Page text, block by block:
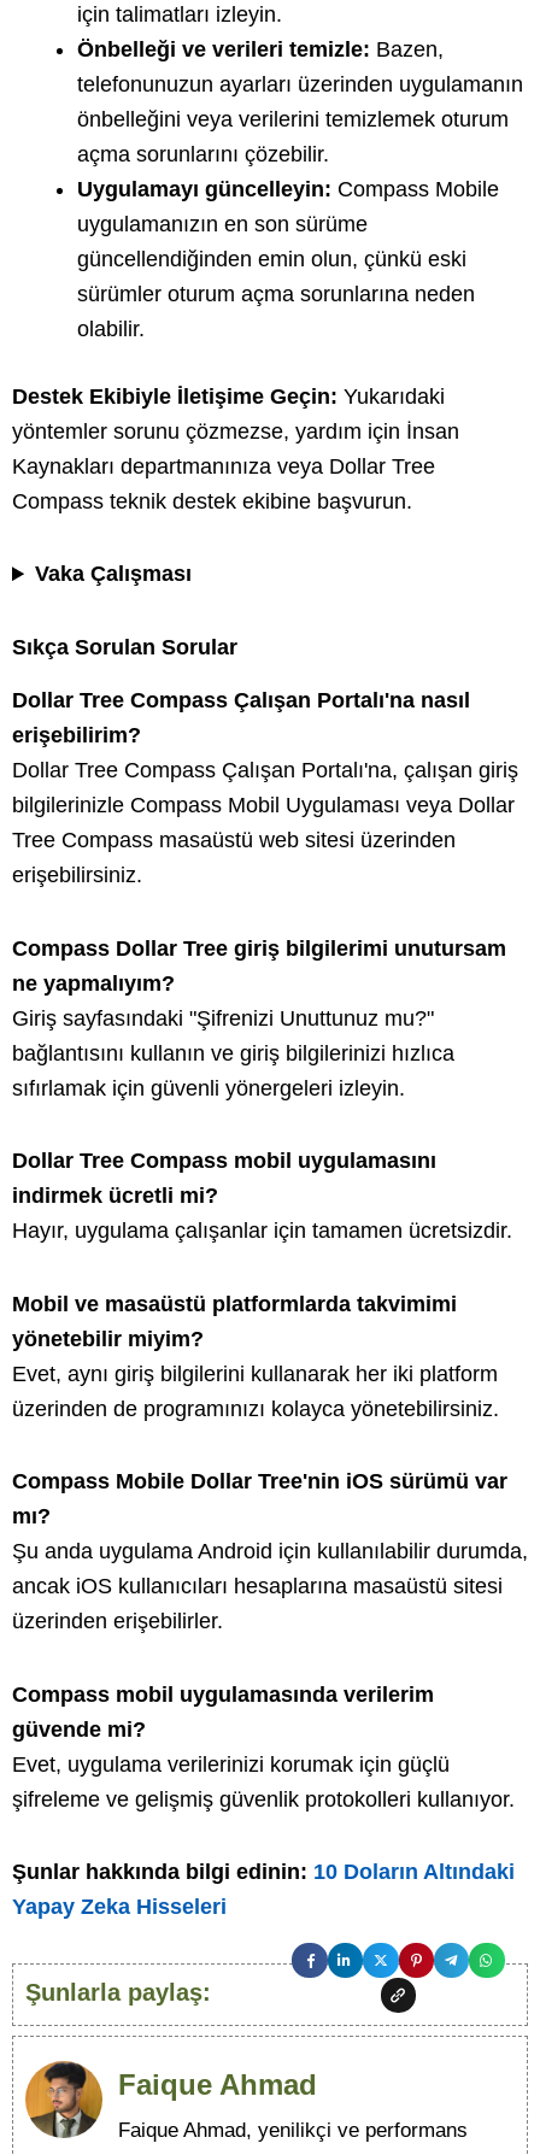
için talimatları izleyin.
Önbelleği ve verileri temizle: Bazen,
telefonunuzun ayarları üzerinden uygulamanın
önbelleğini veya verilerini temizlemek oturum
açma sorunlarını çözebilir.
Uygulamayı güncelleyin: Compass Mobile
uygulamanızın en son sürüme
güncellendiğinden emin olun, çünkü eski
sürümler oturum açma sorunlarına neden
olabilir.
Destek Ekibiyle İletişime Geçin: Yukarıdaki
yöntemler sorunu çözmezse, yardım için İnsan
Kaynakları departmanınıza veya Dollar Tree
Compass teknik destek ekibine başvurun.
Vaka Çalışması
Sıkça Sorulan Sorular
Dollar Tree Compass Çalışan Portalı'na nasıl
erişebilirim?
Dollar Tree Compass Çalışan Portalı'na, çalışan giriş
bilgilerinizle Compass Mobil Uygulaması veya Dollar
Tree Compass masaüstü web sitesi üzerinden
erişebilirsiniz.
Compass Dollar Tree giriş bilgilerimi unutursam
ne yapmalıyım?
Giriş sayfasındaki "Şifrenizi Unuttunuz mu?"
bağlantısını kullanın ve giriş bilgilerinizi hızlıca
sıfırlamak için güvenli yönergeleri izleyin.
Dollar Tree Compass mobil uygulamasını
indirmek ücretli mi?
Hayır, uygulama çalışanlar için tamamen ücretsizdir.
Mobil ve masaüstü platformlarda takvimimi
yönetebilir miyim?
Evet, aynı giriş bilgilerini kullanarak her iki platform
üzerinden de programınızı kolayca yönetebilirsiniz.
Compass Mobile Dollar Tree'nin iOS sürümü var
mı?
Şu anda uygulama Android için kullanılabilir durumda,
ancak iOS kullanıcıları hesaplarına masaüstü sitesi
üzerinden erişebilirler.
Compass mobil uygulamasında verilerim
güvende mi?
Evet, uygulama verilerinizi korumak için güçlü
şifreleme ve gelişmiş güvenlik protokolleri kullanıyor.
Şunlar hakkında bilgi edinin: 10 Doların Altındaki
Yapay Zeka Hisseleri
Şunlarla paylaş:
Faique Ahmad
Faique Ahmad, yenilikçi ve performans